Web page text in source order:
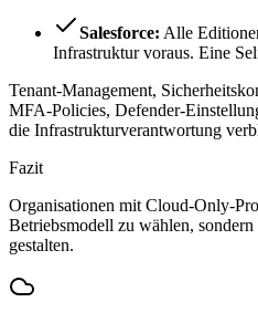
Salesforce: Alle
Infrastruktur voraus. Eine
Tenant-Management,
MFA-Policies, Defender-
die Infrastrukturverantwortung
Fazit
Organisationen mit Cloud-Only-
Betriebsmodell zu wählen,
gestalten.